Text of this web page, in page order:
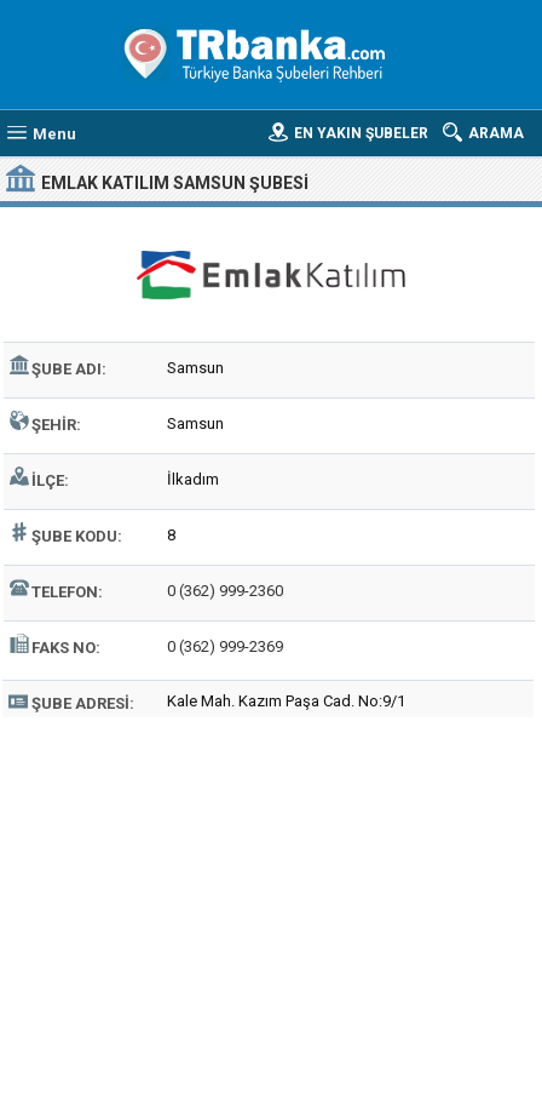
Menu ARAMA
EN YAKIN ŞUBELER
EMLAK KATILIM SAMSUN ŞUBESI
ŞUBE ADI: Samsun
ŞEHIR: Samsun
İLÇE: İlkadım
ŞUBE KODU: 8
TELEFON: 0 (362) 999-2360
FAKS NO: 0 (362) 999-2369
ŞUBE ADRESI: Kale Mah. Kazım Paşa Cad. No:9/1